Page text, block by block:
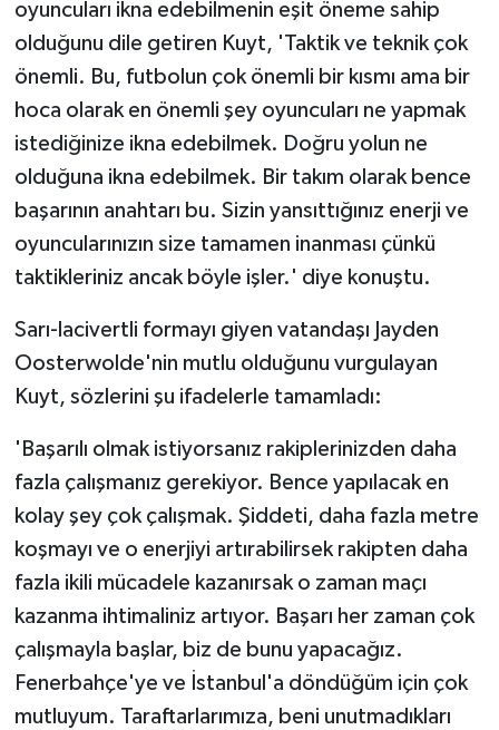
oyuncuları ikna edebilmenin eşit öneme sahip
olduğunu dile getiren Kuyt, 'Taktik ve teknik çok
önemli. Bu, futbolun çok önemli bir kısmı ama bir
hoca olarak en önemli şey oyuncuları ne yapmak
istediğinize ikna edebilmek. Doğru yolun ne
olduğuna ikna edebilmek. Bir takım olarak bence
başarının anahtarı bu. Sizin yansıttığınız enerji ve
oyuncularınızın size tamamen inanması çünkü
taktikleriniz ancak böyle işler.' diye konuştu.
Sarı-lacivertli formayı giyen vatandaşı Jayden
Oosterwolde'nin mutlu olduğunu vurgulayan
Kuyt, sözlerini şu ifadelerle tamamladı:
'Başarılı olmak istiyorsanız rakiplerinizden daha
fazla çalışmanız gerekiyor. Bence yapılacak en
kolay şey çok çalışmak. Şiddeti, daha fazla metre
koşmayı ve o enerjiyi artırabilirsek rakipten daha
fazla ikili mücadele kazanırsak o zaman maçı
kazanma ihtimaliniz artıyor. Başarı her zaman çok
çalışmayla başlar, biz de bunu yapacağız.
Fenerbahçe'ye ve İstanbul'a döndüğüm için çok
mutluyum. Taraftarlarımıza, beni unutmadıkları